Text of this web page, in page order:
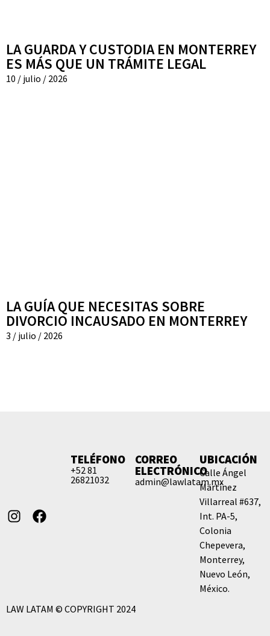
LA GUARDA Y CUSTODIA EN MONTERREY
ES MÁS QUE UN TRÁMITE LEGAL
10 / julio / 2026
LA GUÍA QUE NECESITAS SOBRE
DIVORCIO INCAUSADO EN MONTERREY
3 / julio / 2026
TELÉFONO
+52 81
26821032
CORREO
ELECTRÓNICO
admin@lawlatam.mx
UBICACIÓN
Calle Ángel
Martínez
Villarreal #637,
Int. PA-5,
Colonia
Chepevera,
Monterrey,
Nuevo León,
México.
LAW LATAM © COPYRIGHT 2024